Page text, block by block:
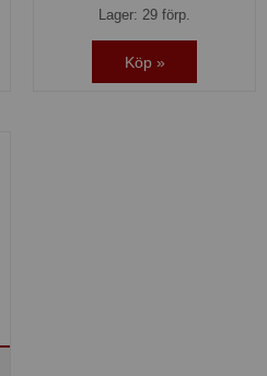
Lager: 29 förp.
Köp »